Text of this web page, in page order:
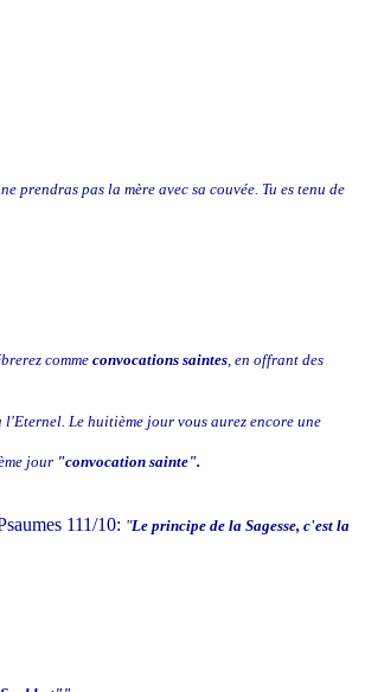
prendras pas la mère avec sa couvée. Tu es tenu de
comme convocations saintes, en offrant des
Le huitième jour vous aurez encore une
jour "convocation sainte".
111/10: "Le principe de la Sagesse, c'est la